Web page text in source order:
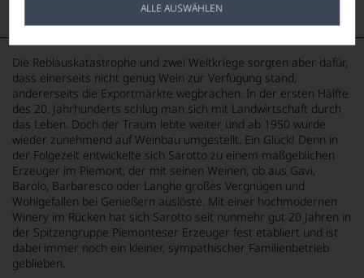
ALLE AUSWÄHLEN
Die Reblauskatastrophe und zwei Weltkriege sorgten aber dafür,
dass einerseits nicht genug Wein zur Verfügung stand,
andererseits die Exportmärkte wegbrachen. In der ersten Hälfte
des 20. Jahrhunderts schlug man sich mit Landwirtschaft durch
das Leben. Doch der Traum lebte weiter und ab 1950 wurde
wieder zunehmend auf Weinbau umgestellt. Ein Glück! Denn in
der Folgezeit entwickelte sich Sarotto zu einem maßgeblichen
Erzeuger im Piemont, der mit seinen Weinen, ob aus Gavi,
Barolo, Barbaresco oder Langhe großes Vergnügen und
Wohlgefallen bei Genießern auslöste. Mit einer hochmodernen
Winery im Rücken hat sich Sarotto seit nunmehr gut 20 Jahren in
der Spitzengruppe Piemonteser Erzeuger fest etabliert und ist
dabei immer noch ein kleiner, sympathischer Familienbetrieb
geblieben.